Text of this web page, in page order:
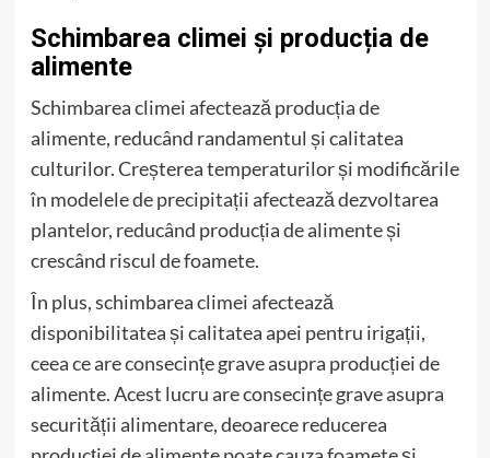
Schimbarea climei și producția de
alimente
Schimbarea climei afectează producția de
alimente, reducând randamentul și calitatea
culturilor. Creșterea temperaturilor și modificările
în modelele de precipitații afectează dezvoltarea
plantelor, reducând producția de alimente și
crescând riscul de foamete.
În plus, schimbarea climei afectează
disponibilitatea și calitatea apei pentru irigații,
ceea ce are consecințe grave asupra producției de
alimente. Acest lucru are consecințe grave asupra
securității alimentare, deoarece reducerea